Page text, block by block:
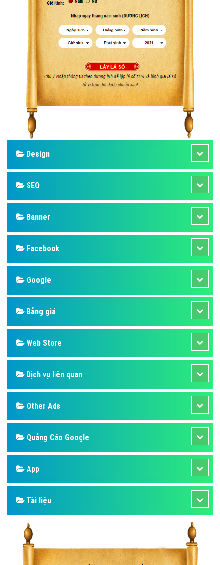
Design
SEO
Banner
Facebook
Google
Bảng giá
Web Store
Dịch vụ liên quan
Other Ads
Quảng Cáo Google
App
Tài liệu